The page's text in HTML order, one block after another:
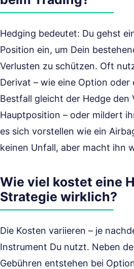
Hedging bedeutet: Du gehst
Position ein, um Dein
Verlusten zu schützen. Oft
Derivat – wie eine Option oder
Bestfall gleicht der Hedge den
Hauptposition – oder mildert
es sich vorstellen wie ein
keinen Unfall, aber macht ihn
Wie viel kostet eine
Strategie wirklich?
Die Kosten variieren – je
Instrument Du nutzt. Neben
Gebühren entstehen bei